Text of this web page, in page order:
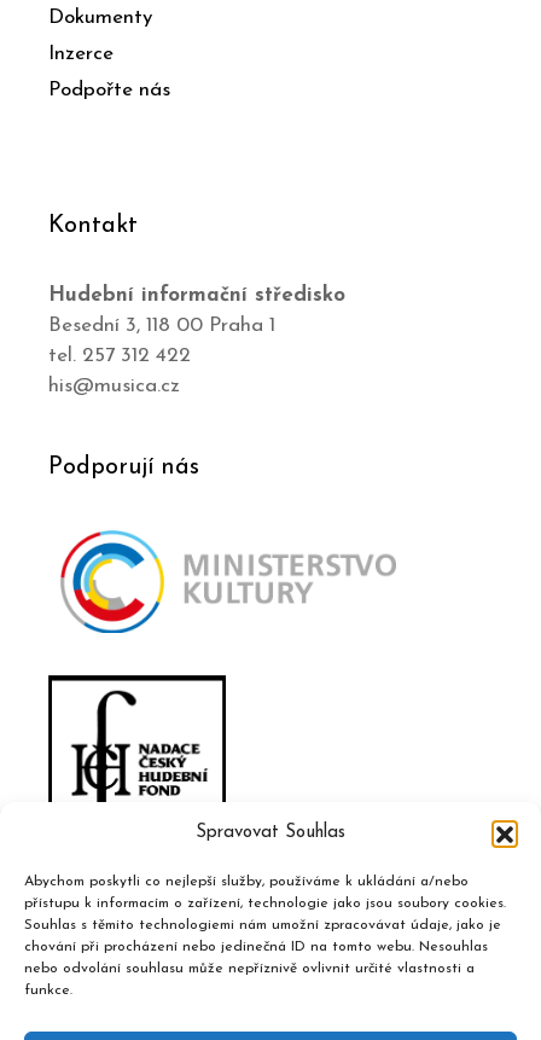
Spravovat Souhlas
Abychom poskytli co nejlepší služby, používáme k ukládání a/nebo
přístupu k informacím o zařízení, technologie jako jsou soubory cookies.
Souhlas s těmito technologiemi nám umožní zpracovávat údaje, jako je
chování při procházení nebo jedinečná ID na tomto webu. Nesouhlas
nebo odvolání souhlasu může nepříznivě ovlivnit určité vlastnosti a
funkce.
Dokumenty
Inzerce
Podpořte nás
Kontakt
Hudební informační středisko
Besední 3, 118 00 Praha 1
tel. 257 312 422
his@musica.cz
Podporují nás